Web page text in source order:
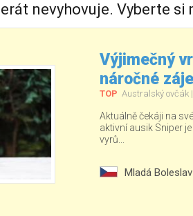
nevyhovuje. Vyberte si
Výjimečný
náročné záje
TOP Australský ovčák
Aktuálně čekáji na
aktivní ausik Sniper
vyrů...
Mladá Boleslav